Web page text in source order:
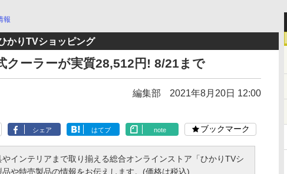
報
かりTVショッピング
クーラーが実質28,512円! 8/21まで
編集部 2021年8月20日 12:00
シェア はてブ note ブックマーク
インテリアまで取り揃える総合オンラインストア「ひかりTVシ
品や特売製品の情報をお伝えします。(価格は税込)